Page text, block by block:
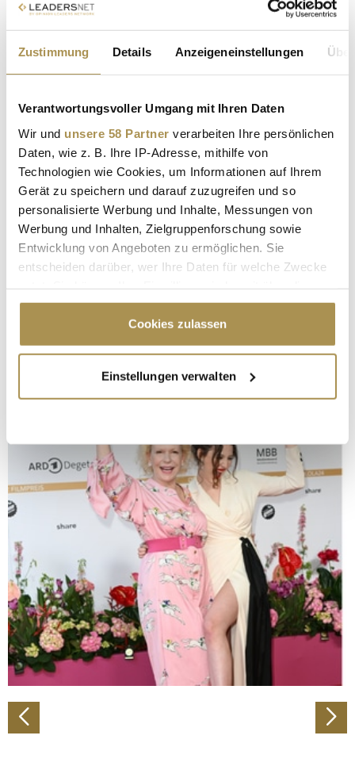
Zustimmung Details Anzeigeneinstellungen
Verantwortungsvoller Umgang mit Ihren Daten
Wir und unsere 58 Partner verarbeiten Ihre persönlichen
Daten, wie z. B. Ihre IP-Adresse, mithilfe von
Technologien wie Cookies, um Informationen auf Ihrem
Gerät zu speichern und darauf zuzugreifen und so
personalisierte Werbung und Inhalte, Messungen von
Werbung und Inhalten, Zielgruppenforschung sowie
Entwicklung von Angeboten zu ermöglichen. Sie
entscheiden darüber, wer Ihre Daten für welche Zwecke
Cookie-Erklärung oder durch Klicken auf das Privacy
Trigger Symbol ändern oder widerrufen
Informationen über Ihre geografische Lage
erfassen, welche bis auf einige Meter genau sein
bestimmten Merkmalen (Fingerprinting) identifizieren
Erfahren Sie mehr darüber, wie Ihre persönlichen Daten
verarbeitet werden, und legen Sie Ihre Präferenzen im
Abschnitt Einzelheitenfest.
Wir verwenden Cookies, um Inhalte und Anzeigen zu
personalisieren, Funktionen für soziale Medien anbieten
zu können und die Zugriffe auf unsere Website zu
analysieren. Außerdem geben wir Informationen zu Ihrer
Verwendung unserer Website an unsere Partner für
soziale Medien, Werbung und Analysen weiter. Unsere
Partner führen diese Informationen möglicherweise mit
haben oder die sie im Rahmen Ihrer Nutzung der Dienste
gesammelt haben.
Cookies zulassen
Einstellungen verwalten